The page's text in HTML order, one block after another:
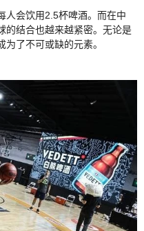
人会饮用2.5杯啤酒。而在中
的结合也越来越紧密。无论是
了不可或缺的元素。